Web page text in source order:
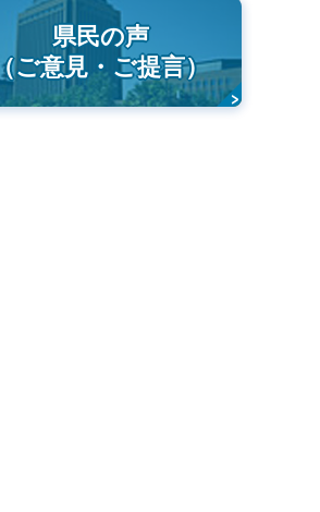
県民の声
（ご意見・ご提言）